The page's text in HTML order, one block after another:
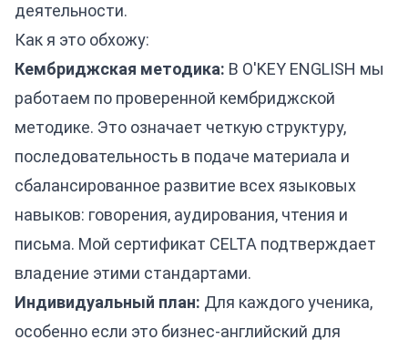
деятельности.
Как я это обхожу:
Кембриджская методика: В O'KEY ENGLISH мы
работаем по проверенной кембриджской
методике. Это означает четкую структуру,
последовательность в подаче материала и
сбалансированное развитие всех языковых
навыков: говорения, аудирования, чтения и
письма. Мой сертификат CELTA подтверждает
владение этими стандартами.
Индивидуальный план: Для каждого ученика,
особенно если это бизнес-английский для